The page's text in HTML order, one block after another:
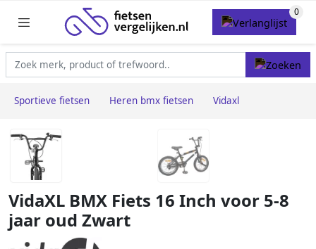
Sportieve fietsen Heren bmx fietsen Vidaxl
VidaXL BMX Fiets 16 Inch voor 5-8
jaar oud Zwart